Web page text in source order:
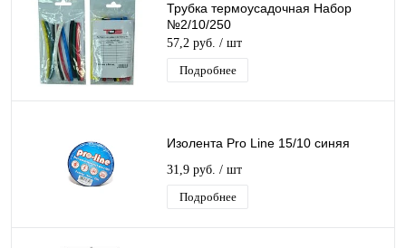
Трубка термоусадочная Набор
№2/10/250
57,2 руб. / шт
Подробнее
Изолента Pro Line 15/10 синяя
31,9 руб. / шт
Подробнее